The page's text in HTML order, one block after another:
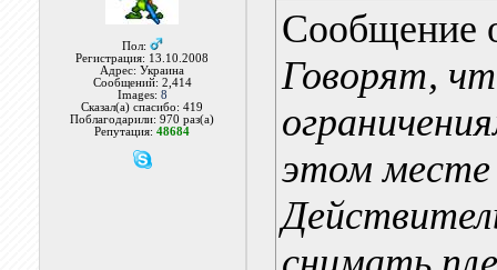
Пол:
Регистрация: 13.10.2008
Адрес: Украина
Сообщений: 2,414
Images: 8
Сказал(а) спасибо: 419
Поблагодарили: 970 раз(а)
Репутация:48684
Сообщение
Говорят,
этом месте